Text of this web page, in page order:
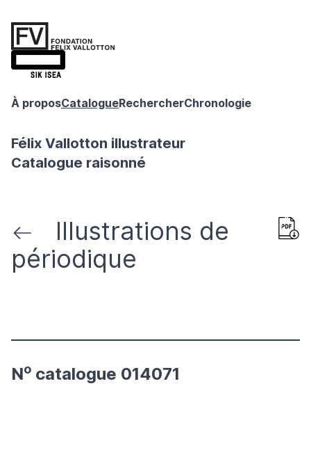
À proposCatalogueRechercherChronologie
Félix Vallotton illustrateur
Catalogue raisonné
Illustrations de
périodique
No catalogue 014071